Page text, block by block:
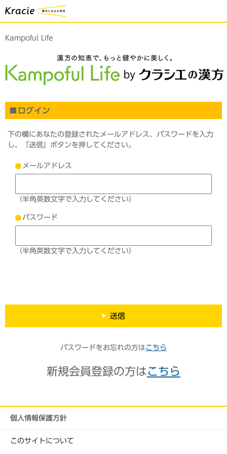
Kampoful Life
ログイン
下の欄にあなたの登録されたメールアドレス、パスワードを入力
し、「送信」ボタンを押してください。
メールアドレス
（半角英数文字で入力してください）
パスワード
（半角英数文字で入力してください）
送信
パスワードをお忘れの方は こちら
新規会員登録の方は こちら
個人情報保護方針
このサイトについて